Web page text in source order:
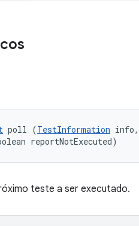
poll (TestInformation info,
reportNotExecuted)
teste a ser executado.